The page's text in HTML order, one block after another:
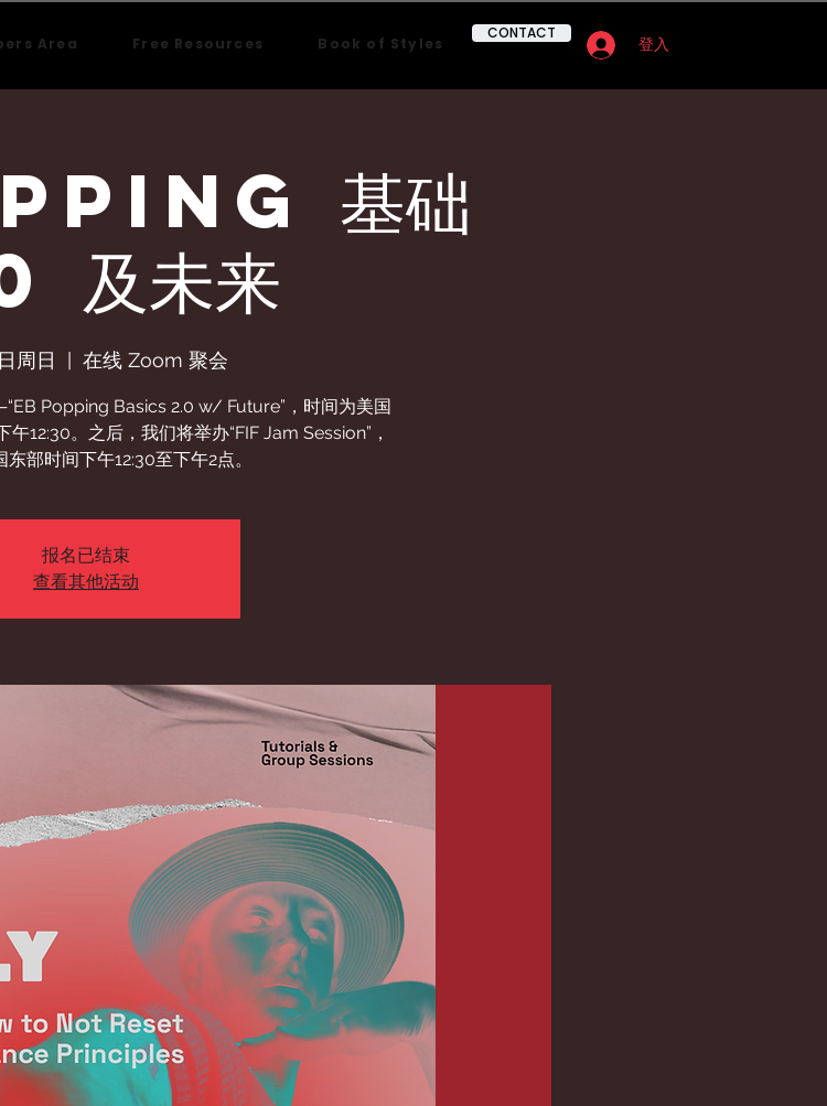
Area Free Resources Book of Styles
CONTACT
登入
基础
及未来
周日 在线 Zoom 聚会
Popping Basics 2.0 w/ Future”，时间为美国
12:30。之后，我们将举办“FIF Jam Session”，
东部时间下午12:30至下午2点。
报名已结束
查看其他活动